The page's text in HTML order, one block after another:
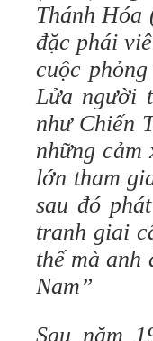
Thánh Hóa
đặc phái
cuộc
Lửa người
như Chiến
những cảm
lớn tham
sau đó
tranh giai
thế mà anh
Nam”
Sau năm